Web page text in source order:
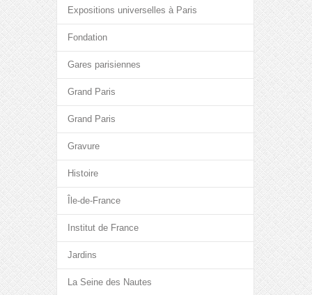
Expositions universelles à Paris
Fondation
Gares parisiennes
Grand Paris
Grand Paris
Gravure
Histoire
Île-de-France
Institut de France
Jardins
La Seine des Nautes